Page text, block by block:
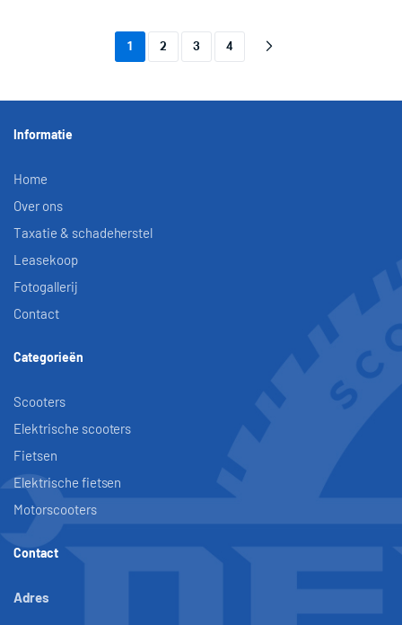
1 2 3 4
Informatie
Home
Over ons
Taxatie & schadeherstel
Leasekoop
Fotogallerij
Contact
Categorieën
Scooters
Elektrische scooters
Fietsen
Elektrische fietsen
Motorscooters
Contact
Adres